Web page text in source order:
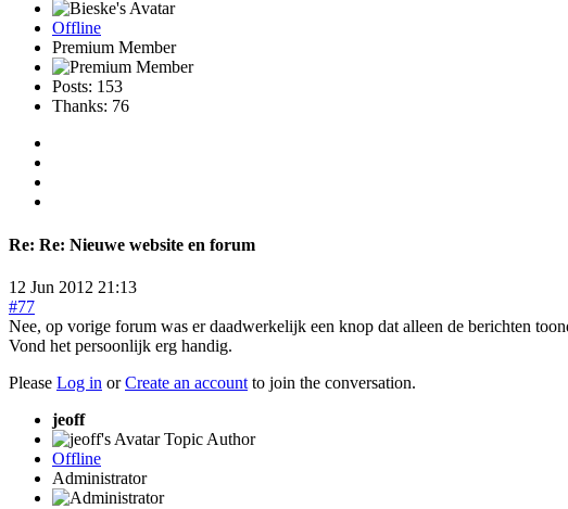
Offline
Premium Member
Posts: 153
Thanks: 76
Re: Re: Nieuwe website en forum
12 Jun 2012 21:13
#77
Nee, op vorige forum was er daadwerkelijk een knop dat alleen de berichten
Vond het persoonlijk erg handig.
Please Log in orCreate an account to join the conversation.
jeoff
Topic Author
Offline
Administrator